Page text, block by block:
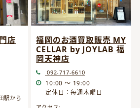
店
駅から
福岡のお酒買取販売 MY
CELLAR by JOYLAB 福
岡天神店
092-717-6610
10:00 ～ 19:00
定休日：毎週木曜日